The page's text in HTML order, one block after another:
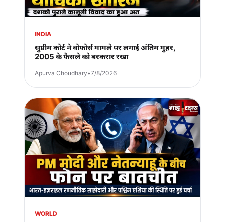
INDIA
सुप्रीम कोर्ट ने बोफोर्स मामले पर लगाई अंतिम मुहर,
2005 के फैसले को बरकरार रखा
Apurva Choudhary•7/8/2026
WORLD